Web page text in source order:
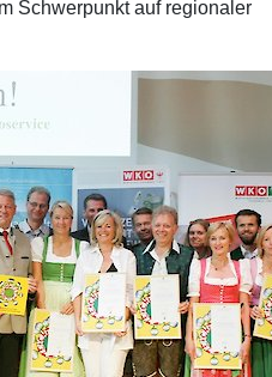
Schwerpunkt auf regionaler